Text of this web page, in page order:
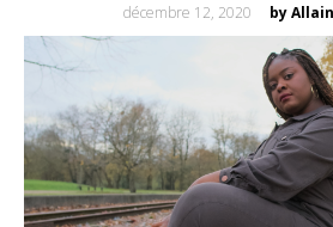
Posted
décembre 12, 2020 by